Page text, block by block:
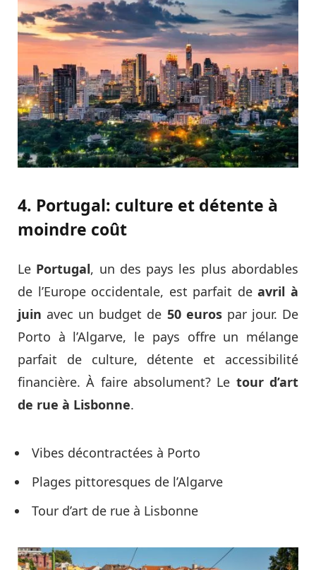
4. Portugal: culture et détente à
moindre coût
Le Portugal, un des pays les plus abordables
de l’Europe occidentale, est parfait deavril à
juin avec un budget de 50 eurospar jour. De
Porto à l’Algarve, le pays offre un mélange
parfait de culture, détente et accessibilité
financière. À faire absolument? Le tour d’art
de rue à Lisbonne.
Vibes décontractées à Porto
Plages pittoresques de l’Algarve
Tour d’art de rue à Lisbonne